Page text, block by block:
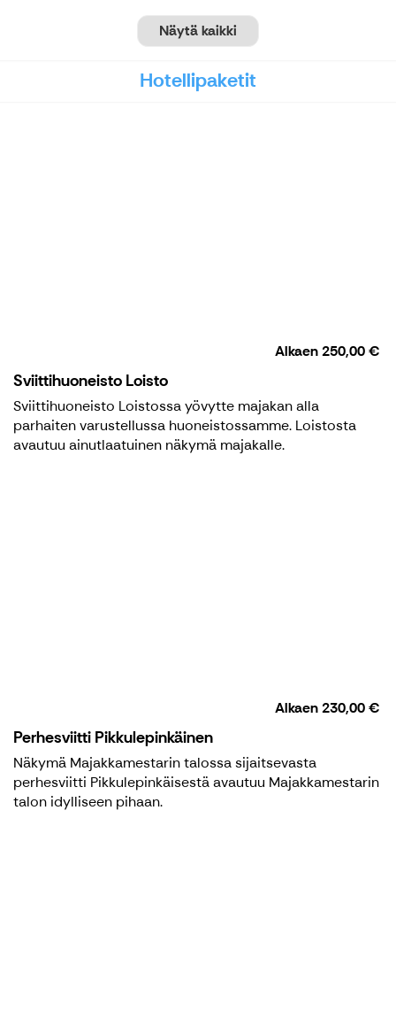
Näytä kaikki
Hotellipaketit
Alkaen250,00 €
Sviittihuoneisto Loisto
Sviittihuoneisto Loistossa yövytte majakan alla
parhaiten varustellussa huoneistossamme. Loistosta
avautuu ainutlaatuinen näkymä majakalle.
Alkaen230,00 €
Perhesviitti Pikkulepinkäinen
Näkymä Majakkamestarin talossa sijaitsevasta
perhesviitti Pikkulepinkäisestä avautuu Majakkamestarin
talon idylliseen pihaan.